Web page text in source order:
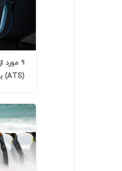
۹
(ATS) به‌روز دنیا